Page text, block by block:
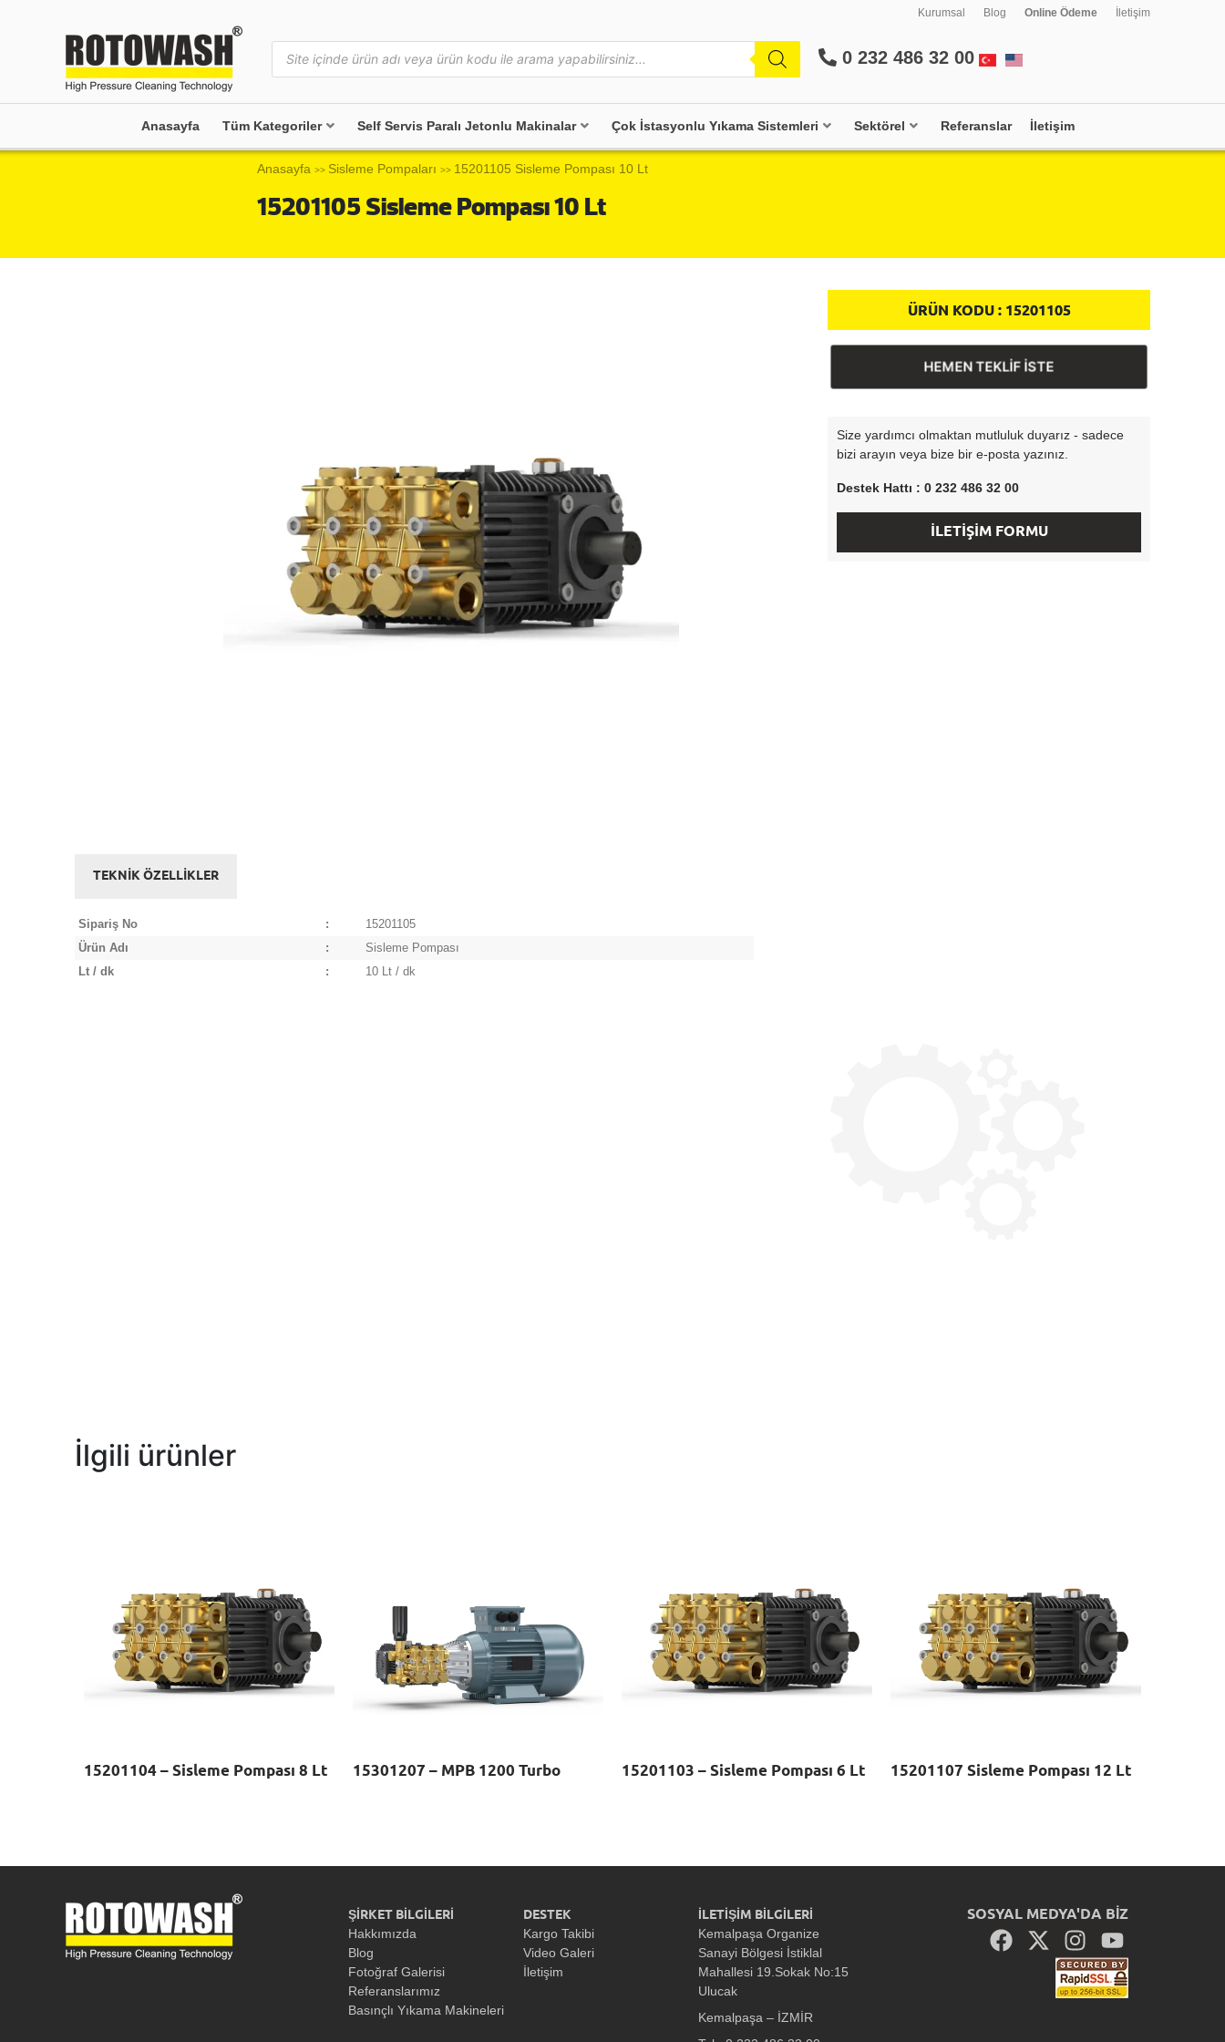
Kurumsal Blog Online Ödeme İletişim
0 232 486 32 00
Anasayfa Tüm Kategoriler Self Servis Paralı Jetonlu Makinalar Çok İstasyonlu Yıkama Sistemleri Sektörel Referanslar İletişim
Anasayfa >> Sisleme Pompaları >> 15201105 Sisleme Pompası 10 Lt
15201105 Sisleme Pompası 10 Lt
ÜRÜN KODU : 15201105
HEMEN TEKLİF İSTE
Size yardımcı olmaktan mutluluk duyarız - sadece
bizi arayın veya bize bir e-posta yazınız.
Destek Hattı : 0 232 486 32 00
İLETİŞİM FORMU
TEKNİK ÖZELLİKLER
Sipariş No :
15201105
Ürün Adı
:
Sisleme Pompası
Lt / dk
: 10 Lt / dk
İlgili ürünler
15201104 – Sisleme Pompası 8 Lt 15301207 – MPB 1200 Turbo 15201103 – Sisleme Pompası 6 Lt 15201107 Sisleme Pompası 12 Lt
ŞİRKET BİLGİLERİ
Hakkımızda
Blog
Fotoğraf Galerisi
Referanslarımız
Basınçlı Yıkama Makineleri
DESTEK
Kargo Takibi
Video Galeri
İletişim
İLETİŞİM BİLGİLERİ
Kemalpaşa Organize
Sanayi Bölgesi İstiklal
Mahallesi 19.Sokak No:15
Ulucak
Kemalpaşa – İZMİR
SOSYAL MEDYA'DA BİZ